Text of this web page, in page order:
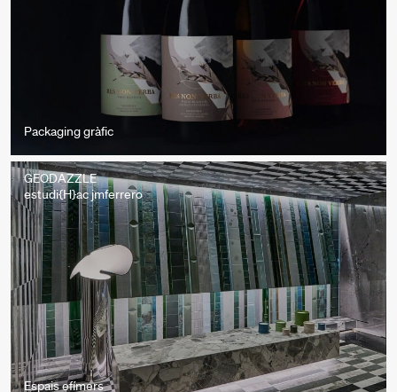
Packaging gràfic
GEODAZZLE
estudi{H}ac jmferrero
Espais efímers